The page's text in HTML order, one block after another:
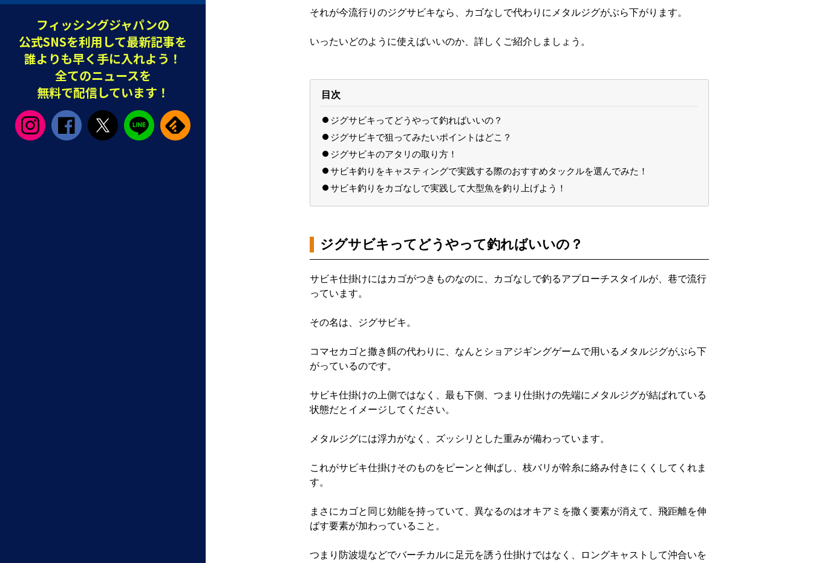
それが今流行りのジグサビキなら、カゴなしで代わりにメタルジグがぶら下がります。
いったいどのように使えばいいのか、詳しくご紹介しましょう。
目次
ジグサビキってどうやって釣ればいいの？
ジグサビキで狙ってみたいポイントはどこ？
ジグサビキのアタリの取り方！
サビキ釣りをキャスティングで実践する際のおすすめタックルを選んでみた！
サビキ釣りをカゴなしで実践して大型魚を釣り上げよう！
ジグサビキってどうやって釣ればいいの？
サビキ仕掛けにはカゴがつきものなのに、カゴなしで釣るアプローチスタイルが、巷で流行
っています。
その名は、ジグサビキ。
コマセカゴと撒き餌の代わりに、なんとショアジギングゲームで用いるメタルジグがぶら下
がっているのです。
サビキ仕掛けの上側ではなく、最も下側、つまり仕掛けの先端にメタルジグが結ばれている
状態だとイメージしてください。
メタルジグには浮力がなく、ズッシリとした重みが備わっています。
これがサビキ仕掛けそのものをピーンと伸ばし、枝バリが幹糸に絡み付きにくくしてくれま
す。
まさにカゴと同じ効能を持っていて、異なるのはオキアミを撒く要素が消えて、飛距離を伸
ばす要素が加わっていること。
つまり防波堤などでバーチカルに足元を誘う仕掛けではなく、ロングキャストして沖合いを
フィッシングジャパンの
公式SNSを利用して最新記事を
誰よりも早く手に入れよう！
全てのニュースを
無料で配信しています！